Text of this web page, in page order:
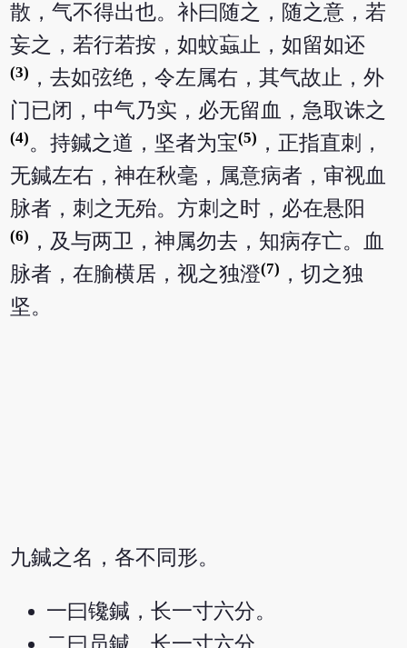
散，气不得出也。补曰随之，随之意，若
妄之，若行若按，如蚊蝱止，如留如还
(3) ，去如弦绝，令左属右，其气故止，外
门已闭，中气乃实，必无留血，急取诛之
(4)。持鍼之道，坚者为宝(5) ，正指直刺，
无鍼左右，神在秋毫，属意病者，审视血
脉者，刺之无殆。方刺之时，必在悬阳
(6) ，及与两卫，神属勿去，知病存亡。血
脉者，在腧横居，视之独澄(7) ，切之独
坚。
九鍼之名，各不同形。
一曰镵鍼，长一寸六分。